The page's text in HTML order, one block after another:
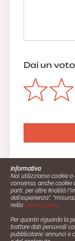
Dai un
Cucinare.it è un
Informativa
Noi utilizziamo cookie o
consenso, anche
parti, per altre finalità
dell'esperienza”,
nellacookie policy.
Per quanto riguarda la
trattare dati personali
pubblicitarie: annunci e